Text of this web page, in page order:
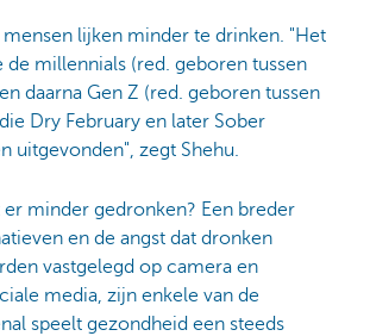
lijken minder te drinken. "Het
de millennials (red. geboren tussen
daarna Gen Z (red. geboren tussen
Dry February en later Sober
uitgevonden", zegt Shehu.
minder gedronken? Een breder
en de angst dat dronken
vastgelegd op camera en
media, zijn enkele van de
speelt gezondheid een steeds